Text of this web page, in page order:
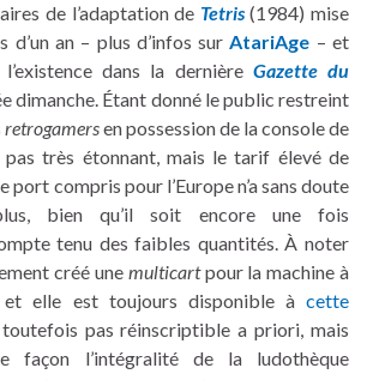
de l’adaptation de Tetris(1984) mise
d’un an – plus d’infos surAtariAge – et
dans la dernière Gazette du
dimanche. Étant donné le public restreint
retrogamersen possession de la console de
pas très étonnant, mais le tarif élevé de
port compris pour l’Europe n’a sans doute
bien qu’il soit encore une fois
tenu des faibles quantités. À noter
créé une multicartpour la machine à
elle est toujours disponible à cette
toutefois pas réinscriptible a priori, mais
façon l’intégralité de la ludothèque